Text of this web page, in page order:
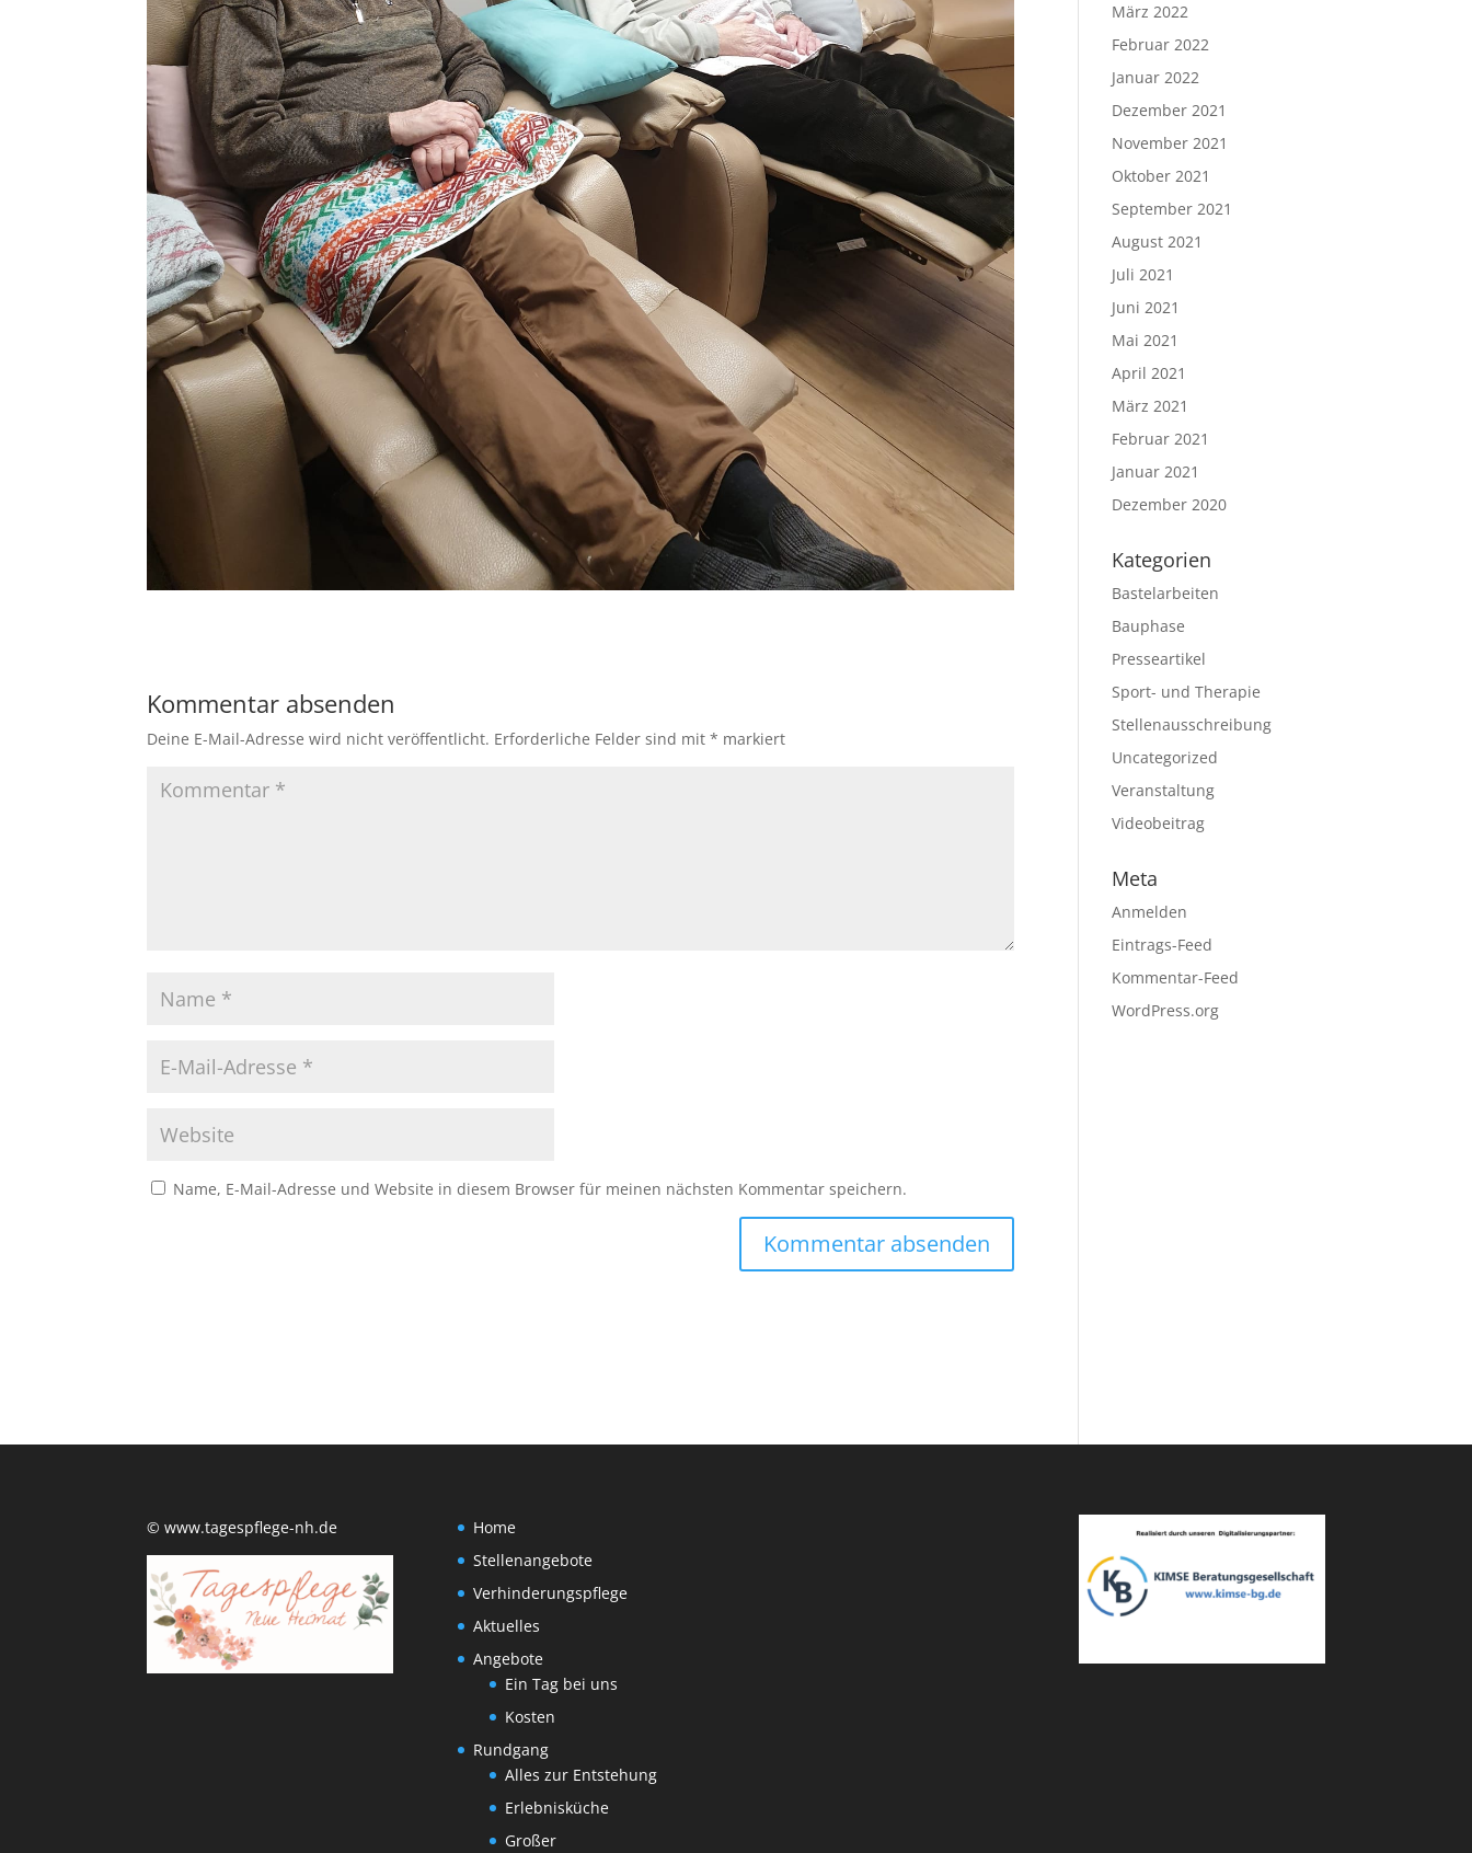
Kommentar absenden
Deine E-Mail-Adresse wird nicht veröffentlicht. Erforderliche Felder sind mit* markiert
Name, E-Mail-Adresse und Website in diesem Browser für meinen nächsten Kommentar speichern.
März 2022
Februar 2022
Januar 2022
Dezember 2021
November 2021
Oktober 2021
September 2021
August 2021
Juli 2021
Juni 2021
Mai 2021
April 2021
März 2021
Februar 2021
Januar 2021
Dezember 2020
Kategorien
Bastelarbeiten
Bauphase
Presseartikel
Sport- und Therapie
Stellenausschreibung
Uncategorized
Veranstaltung
Videobeitrag
Meta
Anmelden
Eintrags-Feed
Kommentar-Feed
WordPress.org
© www.tagespflege-nh.de
Home
Stellenangebote
Verhinderungspflege
Aktuelles
Angebote
Ein Tag bei uns
Kosten
Rundgang
Alles zur Entstehung
Erlebnisküche
Großer